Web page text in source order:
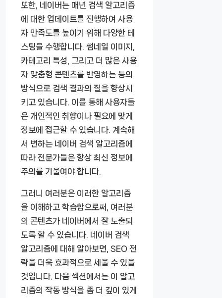
또한, 네이버는 매년 검색 알고리즘
에 대한 업데이트를 진행하여 사용
자 만족도를 높이기 위해 다양한 테
스팅을 수행합니다. 썸네일 이미지,
카테고리 특성, 그리고 더 많은 사용
자 맞춤형 콘텐츠를 반영하는 등의
방식으로 검색 결과의 질을 향상시
키고 있습니다. 이를 통해 사용자들
은 개인적인 취향이나 필요에 맞게
정보에 접근할 수 있습니다. 계속해
서 변하는 네이버 검색 알고리즘에
따라 전문가들은 항상 최신 정보에
주의를 기울여야 합니다.
그러니 여러분은 이러한 알고리즘
을 이해하고 학습함으로써, 여러분
의 콘텐츠가 네이버에서 잘 노출되
도록 할 수 있습니다. 네이버 검색
알고리즘에 대해 알아보면, SEO 전
략을 더욱 효과적으로 세울 수 있을
것입니다. 다음 섹션에서는 이 알고
리즘의 작동 방식을 좀 더 깊이 있게